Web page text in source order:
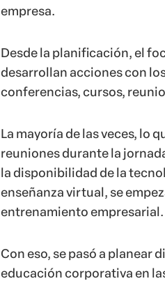
empresa.
Desde la planificación, el
desarrollan acciones con
conferencias, cursos,
La mayoría de las veces, lo
reuniones durante la
la disponibilidad de la
enseñanza virtual, se
entrenamiento empresarial.
Con eso, se pasó a planear
educación corporativa en